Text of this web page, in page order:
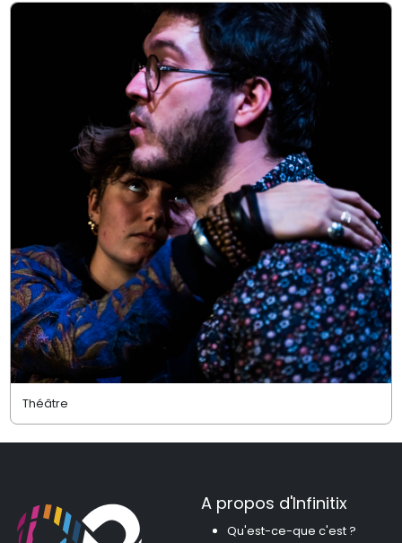
Théâtre
A propos d'Infinitix
Qu'est-ce-que c'est ?